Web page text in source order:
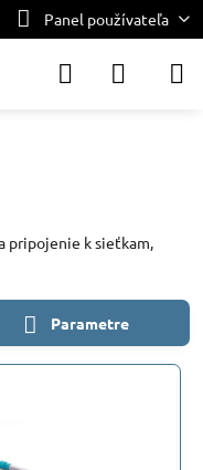
Panel používateľa
pripojenie k sieťkam,
Parametre